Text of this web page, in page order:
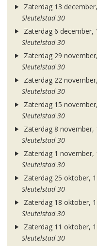
Zaterdag 13
Sleutelstad 30
Zaterdag 6 december,
Sleutelstad 30
Zaterdag 29
Sleutelstad 30
Zaterdag 22
Sleutelstad 30
Zaterdag 15
Sleutelstad 30
Zaterdag 8 november,
Sleutelstad 30
Zaterdag 1 november,
Sleutelstad 30
Zaterdag 25 oktober,
Sleutelstad 30
Zaterdag 18 oktober,
Sleutelstad 30
Zaterdag 11 oktober,
Sleutelstad 30